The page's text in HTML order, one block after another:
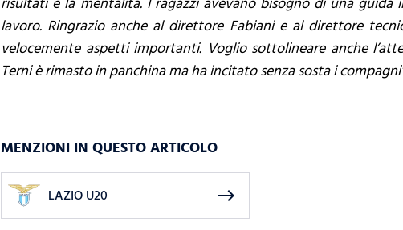
lavoro. Ringrazio anche al direttore Fabiani e al direttore
velocemente aspetti importanti. Voglio sottolineare anche
Terni è rimasto in panchina ma ha incitato senza sosta i
MENZIONI IN QUESTO ARTICOLO
LAZIO U20 east